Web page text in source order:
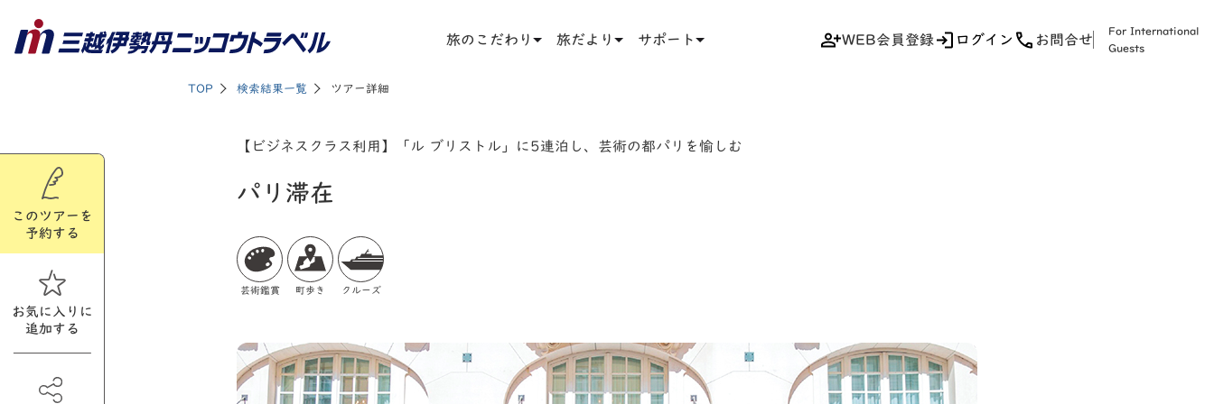
旅のこだわり 旅だより サポート WEB会員登録 ログイン お問合せ
For International
Guests
このツアーを
予約する
お気に入りに
追加する
TOP 検索結果一覧 ツアー詳細
【ビジネスクラス利用】「ル ブリストル」に5連泊し、芸術の都パリを愉しむ
パリ滞在
芸術鑑賞 町歩き クルーズ